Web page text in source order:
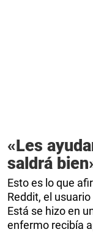
«Les
saldrá
Esto es lo que
Reddit, el usuario
Está se hizo en
enfermo recibía